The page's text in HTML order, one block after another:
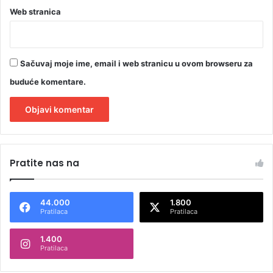
Web stranica
Sačuvaj moje ime, email i web stranicu u ovom browseru za
buduće komentare.
t
n
t
Pratite nas na
44.000
Pratilaca
1.800
Pratilaca
1.400
Pratilaca